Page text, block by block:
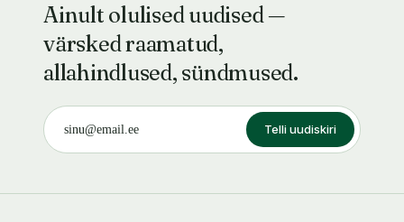
Ainult olulised uudised —
värsked raamatud,
allahindlused, sündmused.
Telli uudiskiri